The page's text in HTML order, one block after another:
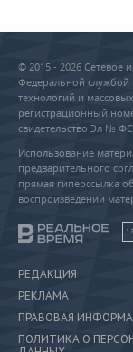
© 2015 - 2026 Сетевое
Федеральной службой
технологий и
регистрационный
свидетельство Эл № ФС
Использование
предварительного
прямая гиперссылка
воспроизведении
РЕДАКЦИЯ
РЕКЛАМА
ПРАВОВАЯ
ПОЛИТИКА О